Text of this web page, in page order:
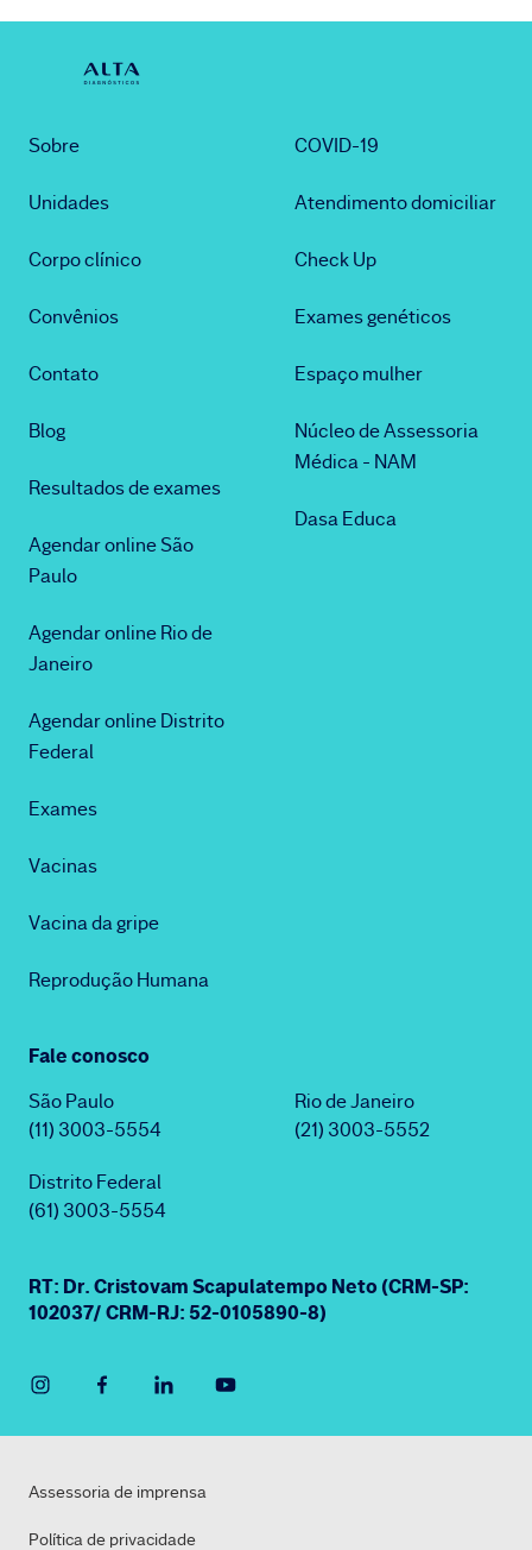
Sobre
Unidades
Corpo clínico
Convênios
Contato
Blog
Resultados de exames
Agendar online São
Paulo
Agendar online Rio de
Janeiro
Agendar online Distrito
Federal
Exames
Vacinas
Vacina da gripe
Reprodução Humana
COVID-19
Atendimento domiciliar
Check Up
Exames genéticos
Espaço mulher
Núcleo de Assessoria
Médica - NAM
Dasa Educa
Fale conosco
São Paulo
(11) 3003-5554
Rio de Janeiro
(21) 3003-5552
Distrito Federal
(61) 3003-5554
RT: Dr. Cristovam Scapulatempo Neto (CRM-SP:
102037/ CRM-RJ: 52-0105890-8)
Assessoria de imprensa
Política de privacidade